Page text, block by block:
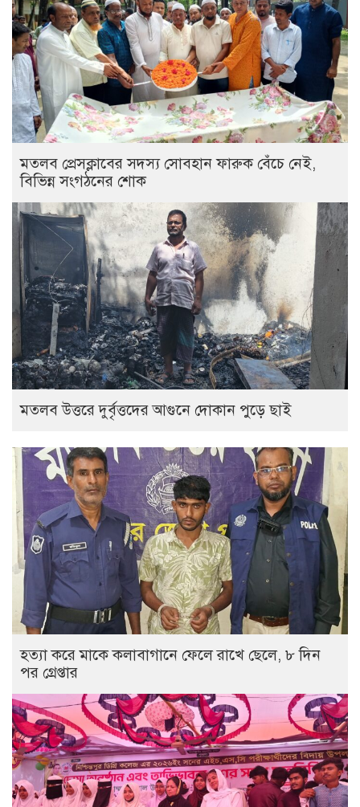
মতলব প্রেসক্লাবের সদস্য সোবহান ফারুক বেঁচে নেই,
বিভিন্ন সংগঠনের শোক
‎মতলব উত্তরে দুর্বৃত্তদের আগুনে দোকান পুড়ে ছাই
হত্যা করে মাকে কলাবাগানে ফেলে রাখে ছেলে, ৮ দিন
পর গ্রেপ্তার